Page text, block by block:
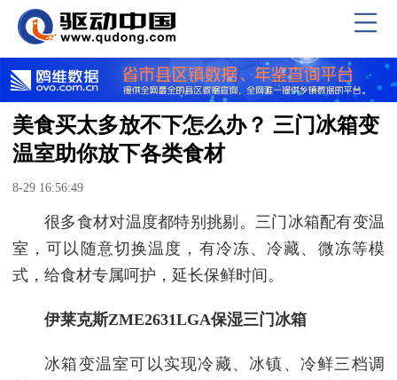
美食买太多放不下怎么办？ 三门冰箱变
温室助你放下各类食材
8-29 16:56:49
很多食材对温度都特别挑剔。三门冰箱配有变温
室，可以随意切换温度，有冷冻、冷藏、微冻等模
式，给食材专属呵护，延长保鲜时间。
伊莱克斯ZME2631LGA保湿三门冰箱
冰箱变温室可以实现冷藏、冰镇、冷鲜三档调